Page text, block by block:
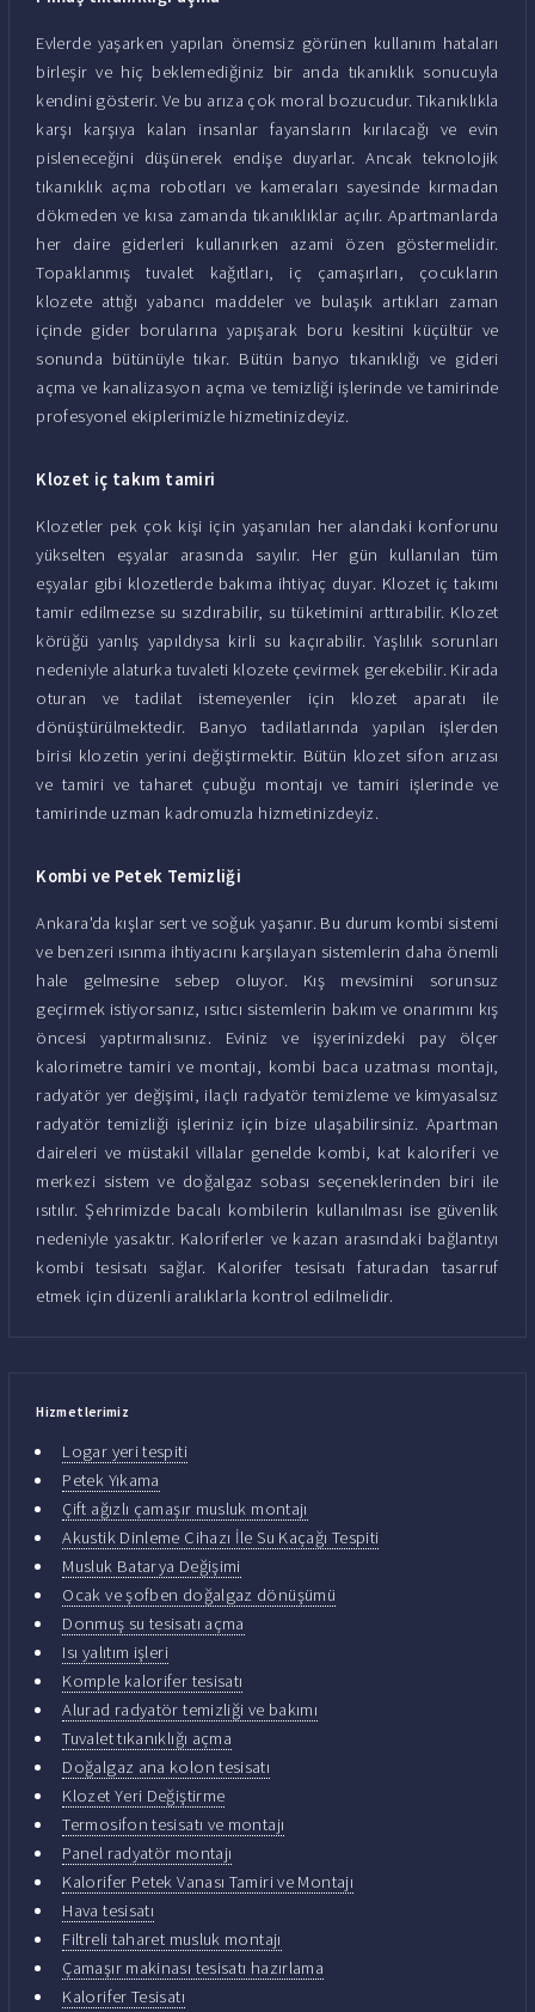
Evlerde yaşarken yapılan önemsiz görünen kullanım hataları
birleşir ve hiç beklemediğiniz bir anda tıkanıklık sonucuyla
kendini gösterir. Ve bu arıza çok moral bozucudur. Tıkanıklıkla
karşı karşıya kalan insanlar fayansların kırılacağı ve evin
pisleneceğini düşünerek endişe duyarlar. Ancak teknolojik
tıkanıklık açma robotları ve kameraları sayesinde kırmadan
dökmeden ve kısa zamanda tıkanıklıklar açılır. Apartmanlarda
her daire giderleri kullanırken azami özen göstermelidir.
Topaklanmış tuvalet kağıtları, iç çamaşırları, çocukların
klozete attığı yabancı maddeler ve bulaşık artıkları zaman
içinde gider borularına yapışarak boru kesitini küçültür ve
sonunda bütünüyle tıkar. Bütün banyo tıkanıklığı ve gideri
açma ve kanalizasyon açma ve temizliği işlerinde ve tamirinde
profesyonel ekiplerimizle hizmetinizdeyiz.
Klozet iç takım tamiri
Klozetler pek çok kişi için yaşanılan her alandaki konforunu
yükselten eşyalar arasında sayılır. Her gün kullanılan tüm
eşyalar gibi klozetlerde bakıma ihtiyaç duyar. Klozet iç takımı
tamir edilmezse su sızdırabilir, su tüketimini arttırabilir. Klozet
körüğü yanlış yapıldıysa kirli su kaçırabilir. Yaşlılık sorunları
nedeniyle alaturka tuvaleti klozete çevirmek gerekebilir. Kirada
oturan ve tadilat istemeyenler için klozet aparatı ile
dönüştürülmektedir. Banyo tadilatlarında yapılan işlerden
birisi klozetin yerini değiştirmektir. Bütün klozet sifon arızası
ve tamiri ve taharet çubuğu montajı ve tamiri işlerinde ve
tamirinde uzman kadromuzla hizmetinizdeyiz.
Kombi ve Petek Temizliği
Ankara'da kışlar sert ve soğuk yaşanır. Bu durum kombi sistemi
ve benzeri ısınma ihtiyacını karşılayan sistemlerin daha önemli
hale gelmesine sebep oluyor. Kış mevsimini sorunsuz
geçirmek istiyorsanız, ısıtıcı sistemlerin bakım ve onarımını kış
öncesi yaptırmalısınız. Eviniz ve işyerinizdeki pay ölçer
kalorimetre tamiri ve montajı, kombi baca uzatması montajı,
radyatör yer değişimi, ilaçlı radyatör temizleme ve kimyasalsız
radyatör temizliği işleriniz için bize ulaşabilirsiniz. Apartman
daireleri ve müstakil villalar genelde kombi, kat kaloriferi ve
merkezi sistem ve doğalgaz sobası seçeneklerinden biri ile
ısıtılır. Şehrimizde bacalı kombilerin kullanılması ise güvenlik
nedeniyle yasaktır. Kaloriferler ve kazan arasındaki bağlantıyı
kombi tesisatı sağlar. Kalorifer tesisatı faturadan tasarruf
etmek için düzenli aralıklarla kontrol edilmelidir.
Hizmetlerimiz
Logar yeri tespiti
Petek Yıkama
Çift ağızlı çamaşır musluk montajı
Akustik Dinleme Cihazı İle Su Kaçağı Tespiti
Musluk Batarya Değişimi
Ocak ve şofben doğalgaz dönüşümü
Donmuş su tesisatı açma
Isı yalıtım işleri
Komple kalorifer tesisatı
Alurad radyatör temizliği ve bakımı
Tuvalet tıkanıklığı açma
Doğalgaz ana kolon tesisatı
Klozet Yeri Değiştirme
Termosifon tesisatı ve montajı
Panel radyatör montajı
Kalorifer Petek Vanası Tamiri ve Montajı
Hava tesisatı
Filtreli taharet musluk montajı
Çamaşır makinası tesisatı hazırlama
Kalorifer Tesisatı